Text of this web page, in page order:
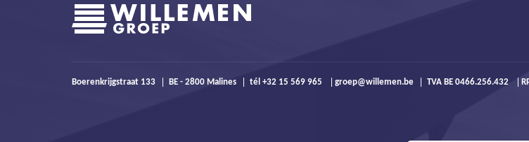
Boerenkrijgstraat 133 BE - 2800 Malines tél +32 15 569 965 groep@willemen.be TVA BE 0466.256.432